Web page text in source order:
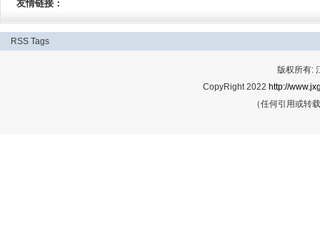
友情链接：
RSS Tags
版权所有:
CopyRight 2022 http://
（任何引用或转